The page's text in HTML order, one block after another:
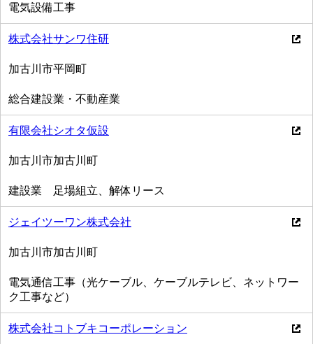
電気設備工事
株式会社サンワ住研
加古川市平岡町
総合建設業・不動産業
有限会社シオタ仮設
加古川市加古川町
建設業 足場組立、解体リース
ジェイツーワン株式会社
加古川市加古川町
電気通信工事（光ケーブル、ケーブルテレビ、ネットワー
ク工事など）
株式会社コトブキコーポレーション